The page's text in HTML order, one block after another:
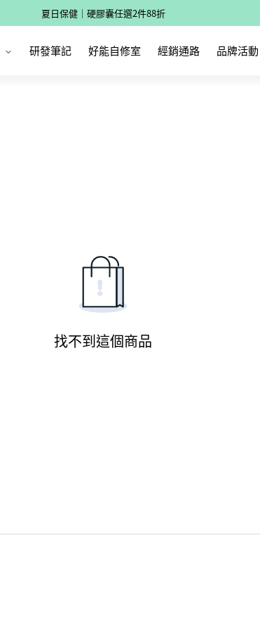
夏日保健｜硬膠囊任選2件88折
研發筆記 好能自修室 經銷通路 品牌活動
找不到這個商品